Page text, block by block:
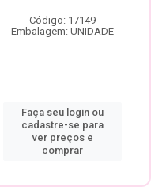
Código: 17149
Embalagem: UNIDADE
Faça seu login ou
cadastre-se para
ver preços e
comprar